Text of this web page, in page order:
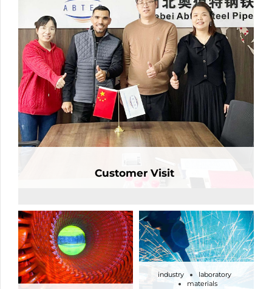
Customer Visit
industry
laboratory
materials